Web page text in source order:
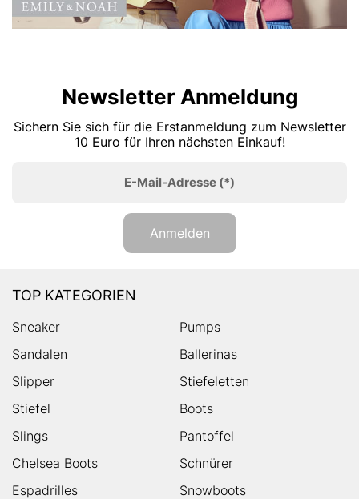
Newsletter Anmeldung
Sichern Sie sich für die Erstanmeldung zum Newsletter
10 Euro für Ihren nächsten Einkauf!
E-Mail-Adresse (*)
Anmelden
TOP KATEGORIEN
Sneaker
Pumps
Sandalen
Ballerinas
Slipper
Stiefeletten
Stiefel
Boots
Slings
Pantoffel
Chelsea Boots
Schnürer
Espadrilles
Snowboots